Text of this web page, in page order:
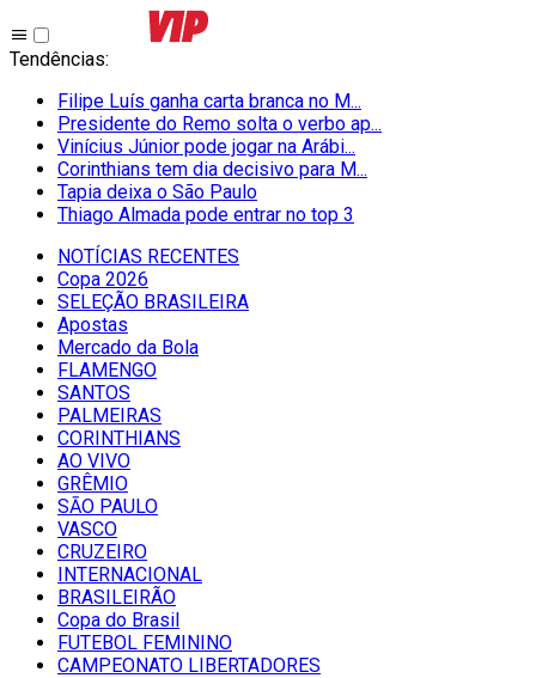
Tendências:
Filipe Luís ganha carta branca no M...
Presidente do Remo solta o verbo ap...
Vinícius Júnior pode jogar na Arábi...
Corinthians tem dia decisivo para M...
Tapia deixa o São Paulo
Thiago Almada pode entrar no top 3
NOTÍCIAS RECENTES
Copa 2026
SELEÇÃO BRASILEIRA
Apostas
Mercado da Bola
FLAMENGO
SANTOS
PALMEIRAS
CORINTHIANS
AO VIVO
GRÊMIO
SĀO PAULO
VASCO
CRUZEIRO
INTERNACIONAL
BRASILEIRÃO
Copa do Brasil
FUTEBOL FEMININO
CAMPEONATO LIBERTADORES